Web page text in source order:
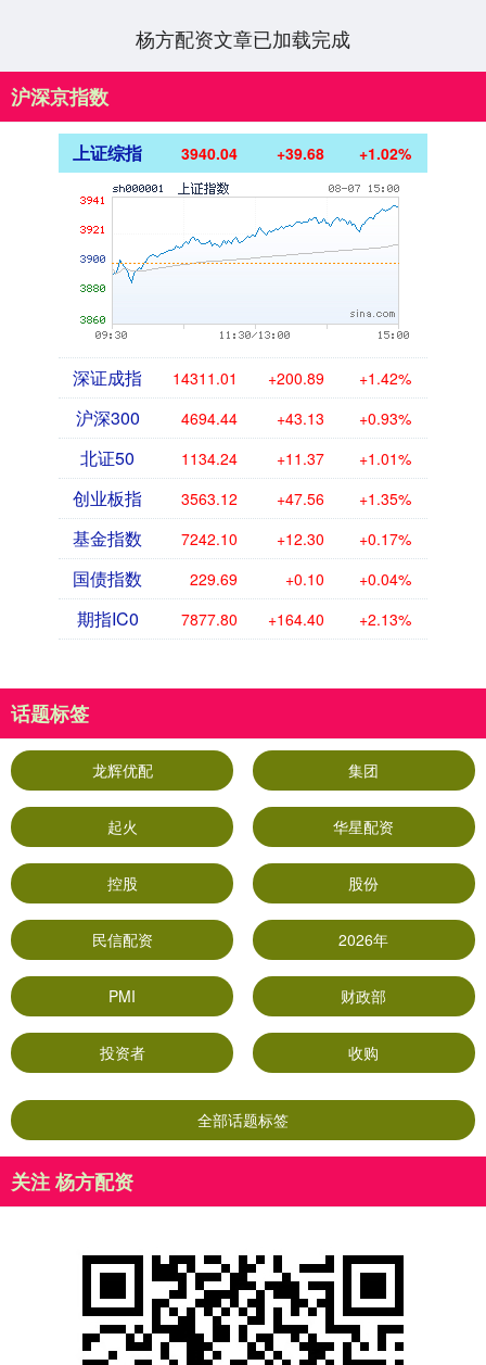
杨方配资文章已加载完成
沪深京指数
上证综指 3940.04 +39.68 +1.02%
深证成指 14311.01 +200.89 +1.42%
沪深300 4694.44 +43.13 +0.93%
北证50 1134.24 +11.37 +1.01%
创业板指 3563.12 +47.56 +1.35%
基金指数 7242.10 +12.30 +0.17%
国债指数 229.69 +0.10 +0.04%
期指IC0 7877.80 +164.40 +2.13%
话题标签
龙辉优配 集团
起火 华星配资
控股 股份
民信配资 2026年
PMI 财政部
投资者 收购
全部话题标签
关注 杨方配资